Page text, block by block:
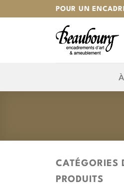
POUR UN
CATÉGORIES
PRODUITS